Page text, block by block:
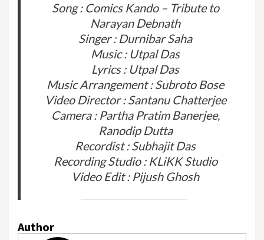
Song : Comics Kando – Tribute to
Narayan Debnath
Singer : Durnibar Saha
Music : Utpal Das
Lyrics : Utpal Das
Music Arrangement : Subroto Bose
Video Director : Santanu Chatterjee
Camera : Partha Pratim Banerjee,
Ranodip Dutta
Recordist : Subhajit Das
Recording Studio : KLiKK Studio
Video Edit : Pijush Ghosh
Author